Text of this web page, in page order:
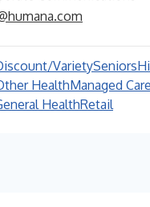
VarietySeniors
HealthManaged Care
HealthRetail